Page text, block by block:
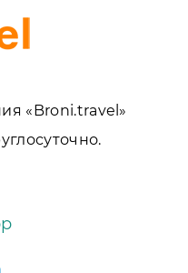
«Broni.travel»